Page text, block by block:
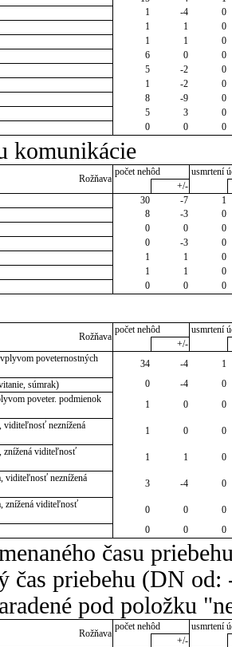
1 -4
0
1 1
0
1 1
0
6 0
0
5 -2
0
1 -2
0
8 -9
0
5 3
0
0 0 0
komunikácie
Rožňava
počet nehôd
usmrtení
+/-
30 -7
1
8 -3
0
0 0
0
0 -3
0
1 1
0
1 1
0
0 0 0
Rožňava
počet nehôd
usmrtení
+/-
poveternostných
34 -4
1
súmrak)
0 -4
0
poveter. podmienok
1 0
0
viditeľnosť neznížená
1 0
0
znížená viditeľnosť
1 1
0
viditeľnosť neznížená
3 -4
0
znížená viditeľnosť
0 0
0
0 0 0
času
čas priebehu (DN
pod položku
Rožňava
počet nehôd
usmrtení
+/-